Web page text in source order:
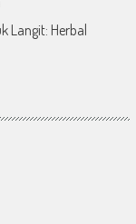
Langit: Herbal